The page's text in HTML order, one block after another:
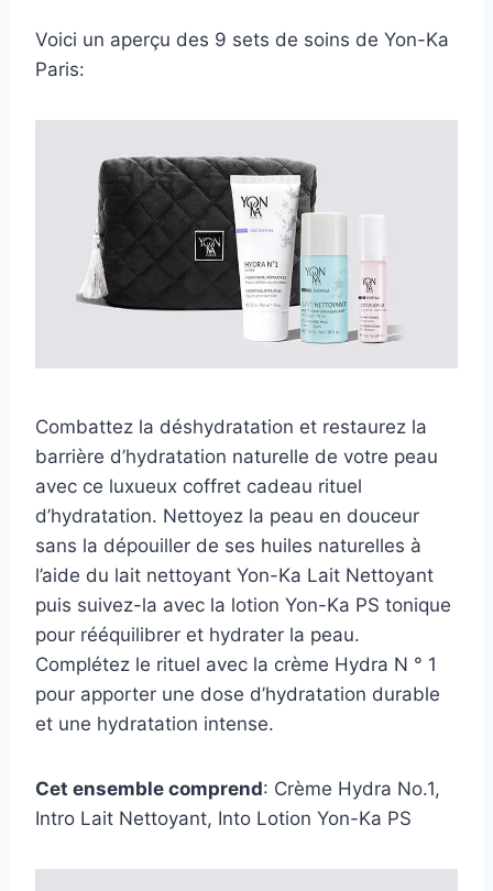
Voici un aperçu des 9 sets de soins de Yon-Ka
Paris:
Combattez la déshydratation et restaurez la
barrière d’hydratation naturelle de votre peau
avec ce luxueux coffret cadeau rituel
d’hydratation. Nettoyez la peau en douceur
sans la dépouiller de ses huiles naturelles à
l’aide du lait nettoyant Yon-Ka Lait Nettoyant
puis suivez-la avec la lotion Yon-Ka PS tonique
pour rééquilibrer et hydrater la peau.
Complétez le rituel avec la crème Hydra N ° 1
pour apporter une dose d’hydratation durable
et une hydratation intense.
Cet ensemble comprend: Crème Hydra No.1,
Intro Lait Nettoyant, Into Lotion Yon-Ka PS